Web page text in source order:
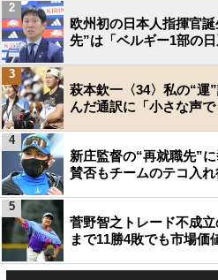
欧州初の日本人指揮官
先”は「ベルギー1部の
2
萩本欽一〈34〉私の“
んだ通訳に「小さな声で
3
新庄監督の“再就職先”
賛否もチームのテコ入
4
菅野智之トレード不成
まで11勝4敗でも市場価
5